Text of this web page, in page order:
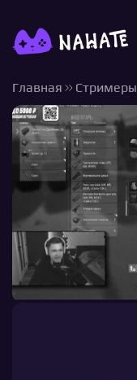
Главная Стримеры